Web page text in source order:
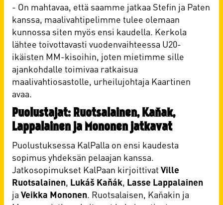
- On mahtavaa, että saamme jatkaa Stefin ja Paten
kanssa, maalivahtipelimme tulee olemaan
kunnossa siten myös ensi kaudella. Kerkola
lähtee toivottavasti vuodenvaihteessa U20-
ikäisten MM-kisoihin, joten mietimme sille
ajankohdalle toimivaa ratkaisua
maalivahtiosastolle, urheilujohtaja Kaartinen
avaa.
Puolustajat: Ruotsalainen, Kaňak,
Lappalainen ja Mononen jatkavat
Puolustuksessa KalPalla on ensi kaudesta
sopimus yhdeksän pelaajan kanssa.
Jatkosopimukset KalPaan kirjoittivat Ville
Ruotsalainen, Lukáš Kaňák, Lasse Lappalainen
ja Veikka Mononen. Ruotsalaisen, Kaňakin ja